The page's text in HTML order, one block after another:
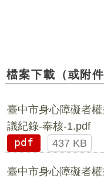
檔案下載（或附件
臺中市身心障礙者
議紀錄-奉核-1.pdf
pdf
437 KB
臺中市身心障礙者